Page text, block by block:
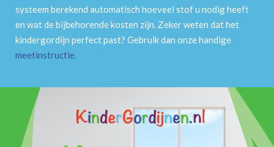
systeem berekend automatisch hoeveel stof u nodig heeft
en wat de bijbehorende kosten zijn. Zeker weten dat het
kindergordijn perfect past? Gebruik dan onze handige
meetinstructie.